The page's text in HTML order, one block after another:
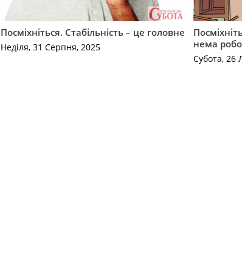
Посміхніться. Стабільність – це головне
Неділя, 31 Серпня, 2025
нема
Субота, 26